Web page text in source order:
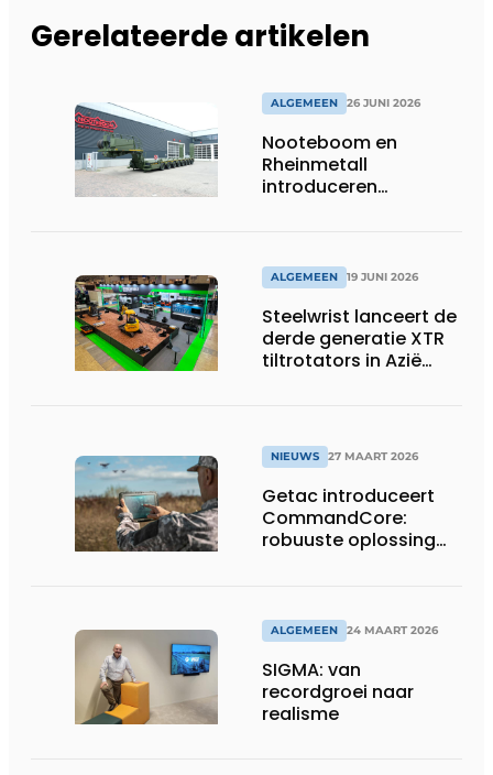
Gerelateerde artikelen
ALGEMEEN 26 JUNI 2026
Nooteboom en
Rheinmetall
introduceren
ALGEMEEN 19 JUNI 2026
Steelwrist lanceert de
derde generatie XTR
tiltrotators in Azië
NIEUWS 27 MAART 2026
Getac introduceert
CommandCore:
robuuste oplossing
ALGEMEEN 24 MAART 2026
SIGMA: van
recordgroei naar
realisme